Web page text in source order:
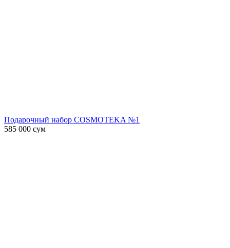
Подарочный набор COSMOTEKA №1
585 000 сум